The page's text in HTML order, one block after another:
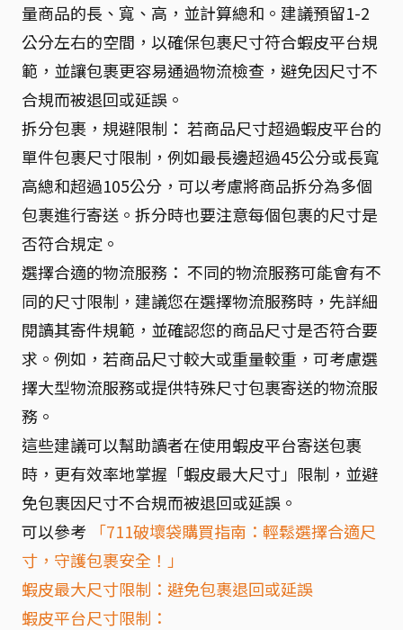
量商品的長、寬、高，並計算總和。建議預留1-2
公分左右的空間，以確保包裹尺寸符合蝦皮平台規
範，並讓包裹更容易通過物流檢查，避免因尺寸不
合規而被退回或延誤。
拆分包裹，規避限制： 若商品尺寸超過蝦皮平台的
單件包裹尺寸限制，例如最長邊超過45公分或長寬
高總和超過105公分，可以考慮將商品拆分為多個
包裹進行寄送。拆分時也要注意每個包裹的尺寸是
否符合規定。
選擇合適的物流服務： 不同的物流服務可能會有不
同的尺寸限制，建議您在選擇物流服務時，先詳細
閱讀其寄件規範，並確認您的商品尺寸是否符合要
求。例如，若商品尺寸較大或重量較重，可考慮選
擇大型物流服務或提供特殊尺寸包裹寄送的物流服
務。
這些建議可以幫助讀者在使用蝦皮平台寄送包裹
時，更有效率地掌握「蝦皮最大尺寸」限制，並避
免包裹因尺寸不合規而被退回或延誤。
可以參考
「711破壞袋購買指南：輕鬆選擇合適尺
寸，守護包裹安全！」
蝦皮最大尺寸限制：避免包裹退回或延誤
蝦皮平台尺寸限制：